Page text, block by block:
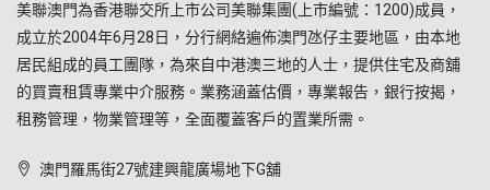
美聯澳門為香港聯交所上市公司美聯集團(上市編號：1200)成員，
成立於2004年6月28日，分行網絡遍佈澳門氹仔主要地區，由本地
居民組成的員工團隊，為來自中港澳三地的人士，提供住宅及商舖
的買賣租賃專業中介服務。業務涵蓋估價，專業報告，銀行按揭，
租務管理，物業管理等，全面覆蓋客戶的置業所需。
澳門羅馬街27號建興龍廣場地下G舖